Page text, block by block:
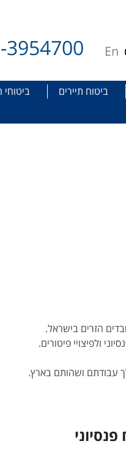
3954700 En
ביטוח תיירים
ביטוחי
ולפיצויי פיטורים.
עבודתם ושהותם בארץ.